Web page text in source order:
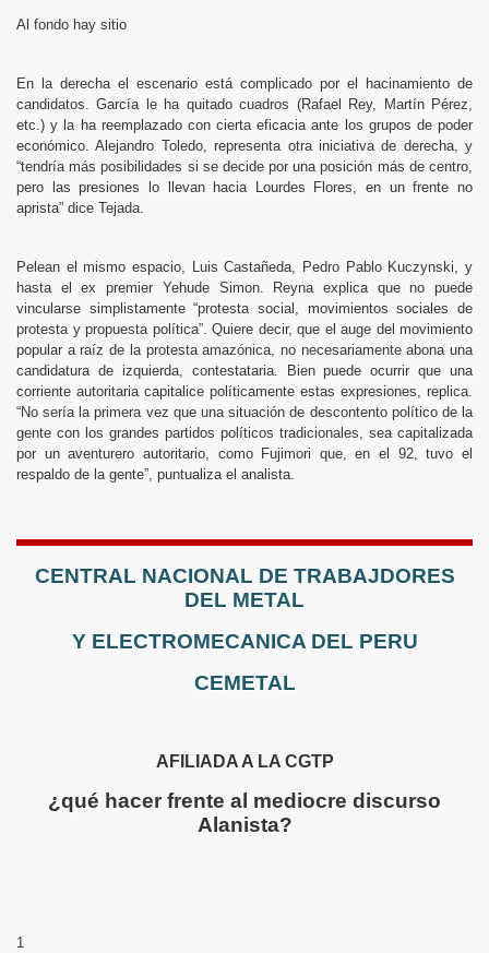
Al fondo hay sitio
En la derecha el escenario está complicado por el hacinamiento de
candidatos. García le ha quitado cuadros (Rafael Rey, Martín Pérez,
etc.) y la ha reemplazado con cierta eficacia ante los grupos de poder
económico. Alejandro Toledo, representa otra iniciativa de derecha, y
“tendría más posibilidades si se decide por una posición más de centro,
pero las presiones lo llevan hacia Lourdes Flores, en un frente no
aprista” dice Tejada.
Pelean el mismo espacio, Luis Castañeda, Pedro Pablo Kuczynski, y
hasta el ex premier Yehude Simon. Reyna explica que no puede
vincularse simplistamente “protesta social, movimientos sociales de
protesta y propuesta política”. Quiere decir, que el auge del movimiento
popular a raíz de la protesta amazónica, no necesariamente abona una
candidatura de izquierda, contestataria. Bien puede ocurrir que una
corriente autoritaria capitalice políticamente estas expresiones, replica.
“No sería la primera vez que una situación de descontento político de la
gente con los grandes partidos políticos tradicionales, sea capitalizada
por un aventurero autoritario, como Fujimori que, en el 92, tuvo el
respaldo de la gente”, puntualiza el analista.
CENTRAL NACIONAL DE TRABAJDORES
DEL METAL
Y ELECTROMECANICA DEL PERU
CEMETAL
AFILIADA A LA CGTP
¿qué hacer frente al mediocre discurso
Alanista?
1